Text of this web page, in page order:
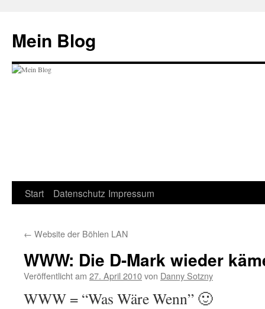
springen
Mein Blog
Start Datenschutz Impressum
← Website der Böhlen LAN
WWW: Die D-Mark wieder
Veröffentlicht am 27. April 2010von Danny Sotzny
WWW = “Was Wäre Wenn” 🙂